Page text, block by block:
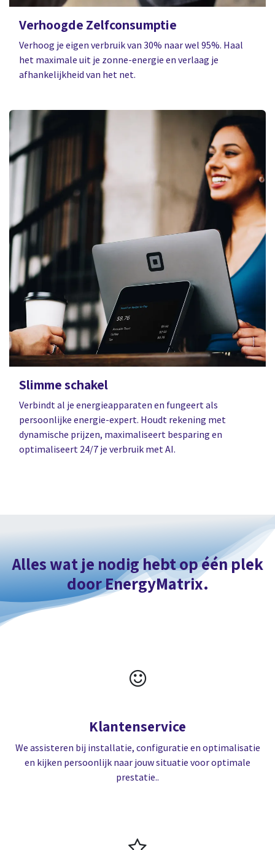
Verhoogde Zelfconsumptie
Verhoog je eigen verbruik van 30% naar wel 95%. Haal
het maximale uit je zonne-energie en verlaag je
afhankelijkheid van het net.
Slimme schakel
Verbindt al je energieapparaten en fungeert als
persoonlijke energie-expert. Houdt rekening met
dynamische prijzen, maximaliseert besparing en
optimaliseert 24/7 je verbruik met AI.
Alles wat je nodig hebt op één plek
door EnergyMatrix.
Klantenservice
We assisteren bij installatie, configuratie en optimalisatie
en kijken persoonlijk naar jouw situatie voor optimale
prestatie..